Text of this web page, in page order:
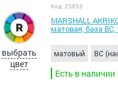
выбрать
цвет
Код: 25853
MARSHALL
матовая, база BС,
матовый BC
Есть в наличии